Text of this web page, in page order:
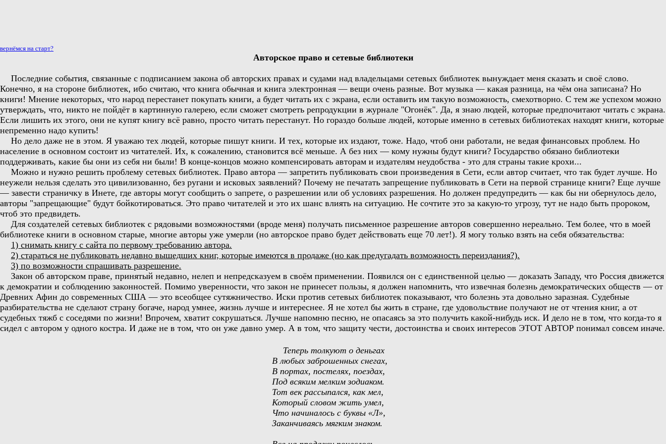
вернёмся на старт?
Авторское право и сетевые библиотеки
Последние события, связанные с подписанием закона об авторских правах и судами над владельцами сетевых библиотек вынуждает меня сказать и своё слово.
Конечно, я на стороне библиотек, ибо считаю, что книга обычная и книга электронная — вещи очень разные. Вот музыка — какая разница, на чём она записана? Но
книги! Мнение некоторых, что народ перестанет покупать книги, а будет читать их с экрана, если оставить им такую возможность, смехотворно. С тем же успехом можно
утверждать, что, никто не пойдёт в картинную галерею, если сможет смотреть репродукции в журнале "Огонёк". Да, я знаю людей, которые предпочитают читать с экрана.
Если лишить их этого, они не купят книгу всё равно, просто читать перестанут. Но гораздо больше людей, которые именно в сетевых библиотеках находят книги, которые
непременно надо купить!
Но дело даже не в этом. Я уважаю тех людей, которые пишут книги. И тех, которые их издают, тоже. Надо, чтоб они работали, не ведая финансовых проблем. Но
население в основном состоит из читателей. Их, к сожалению, становится всё меньше. А без них — кому нужны будут книги? Государство обязано библиотеки
поддерживать, какие бы они из себя ни были! В конце-концов можно компенсировать авторам и издателям неудобства - это для страны такие крохи...
Можно и нужно решить проблему сетевых библиотек. Право автора — запретить публиковать свои произведения в Сети, если автор считает, что так будет лучше. Но
неужели нельзя сделать это цивилизованно, без ругани и исковых заявлений? Почему не печатать запрещение публиковать в Сети на первой странице книги? Еще лучше
— завести страничку в Инете, где авторы могут сообщить о запрете, о разрешении или об условиях разрешения. Но должен предупредить — как бы ни обернулось дело,
авторы "запрещающие" будут бойкотироваться. Это право читателей и это их шанс влиять на ситуацию. Не сочтите это за какую-то угрозу, тут не надо быть пророком,
чтоб это предвидеть.
Для создателей сетевых библиотек с рядовыми возможностями (вроде меня) получать письменное разрешение авторов совершенно нереально. Тем более, что в моей
библиотеке книги в основном старые, многие авторы уже умерли (но авторское право будет действовать еще 70 лет!). Я могу только взять на себя обязательства:
1) снимать книгу с сайта по первому требованию автора.
2) стараться не публиковать недавно вышедших книг, которые имеются в продаже (но как предугадать возможность переиздания?).
3) по возможности спрашивать разрешение.
Закон об авторском праве, принятый недавно, нелеп и непредсказуем в своём применении. Появился он с единственной целью — доказать Западу, что Россия движется
к демократии и соблюдению законностей. Помимо уверенности, что закон не принесет пользы, я должен напомнить, что извечная болезнь демократических обществ — от
Древних Афин до современных США — это всеобщее сутяжничество. Иски против сетевых библиотек показывают, что болезнь эта довольно заразная. Судебные
разбирательства не сделают страну богаче, народ умнее, жизнь лучше и интереснее. Я не хотел бы жить в стране, где удовольствие получают не от чтения книг, а от
судебных тяжб с соседями по жизни! Впрочем, хватит сокрушаться. Лучше напомню песню, не опасаясь за это получить какой-нибудь иск. И дело не в том, что когда-то я
сидел с автором у одного костра. И даже не в том, что он уже давно умер. А в том, что защиту чести, достоинства и своих интересов ЭТОТ АВТОР понимал совсем иначе.
Теперь толкуют о деньгах
В любых заброшенных снегах,
В портах, постелях, поездах,
Под всяким мелким зодиаком.
Тот век рассыпался, как мел,
Который словом жить умел,
Что начиналось с буквы «Л»,
Заканчиваясь мягким знаком.